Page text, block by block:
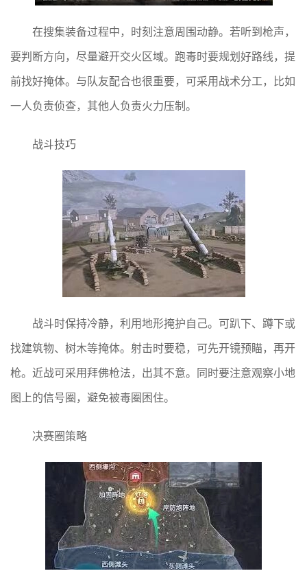
在搜集装备过程中，时刻注意周围动静。若听到枪声，
要判断方向，尽量避开交火区域。跑毒时要规划好路线，提
前找好掩体。与队友配合也很重要，可采用战术分工，比如
一人负责侦查，其他人负责火力压制。
战斗技巧
战斗时保持冷静，利用地形掩护自己。可趴下、蹲下或
找建筑物、树木等掩体。射击时要稳，可先开镜预瞄，再开
枪。近战可采用拜佛枪法，出其不意。同时要注意观察小地
图上的信号圈，避免被毒圈困住。
决赛圈策略